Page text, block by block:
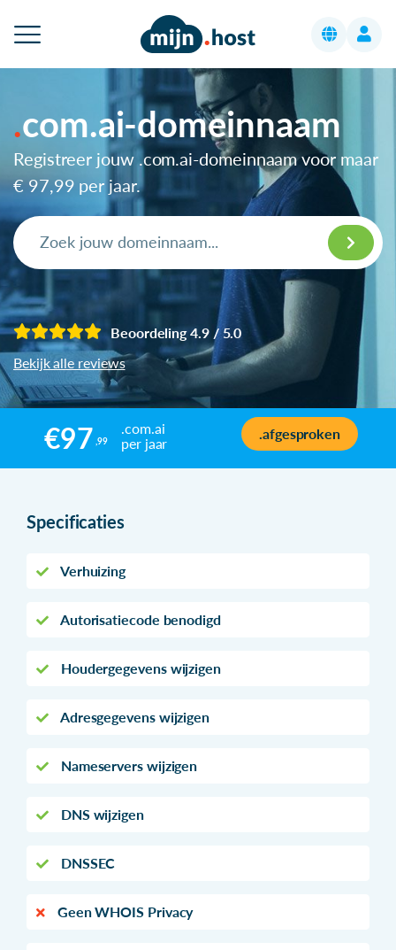
com.ai-domeinnaam
Registreer jouw .com.ai-domeinnaam voor maar
€ 97,99 per jaar.
Beoordeling 4.9 / 5.0
Bekijk alle reviews
€97 ,99
.com.ai
per jaar
.afgesproken
Specificaties
Verhuizing
Autorisatiecode benodigd
Houdergegevens wijzigen
Adresgegevens wijzigen
Nameservers wijzigen
DNS wijzigen
DNSSEC
Geen WHOIS Privacy